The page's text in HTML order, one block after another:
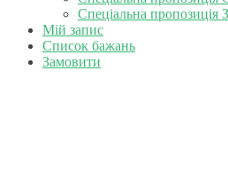
Спеціальна пропозиція
Мій запис
Список бажань
Замовити